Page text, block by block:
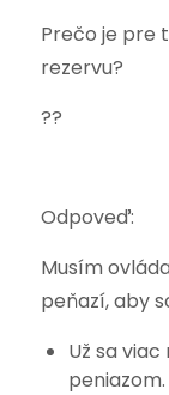
Prečo je pre
rezervu?
??
Odpoveď:
Musím
peňazí, aby
Už sa